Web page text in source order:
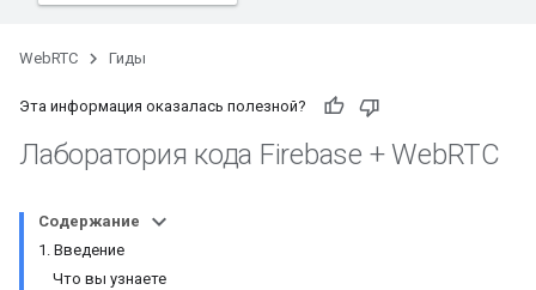
WebRTC Гиды
Эта информация оказалась полезной?
Лаборатория кода Firebase + WebRTC
Содержание
1. Введение
Что вы узнаете